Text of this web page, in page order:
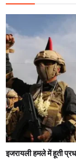
इजरायली हमले में हूती